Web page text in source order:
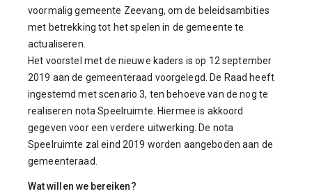
voormalig gemeente Zeevang, om de beleidsambities
met betrekking tot het spelen in de gemeente te
actualiseren.
Het voorstel met de nieuwe kaders is op 12 september
2019 aan de gemeenteraad voorgelegd. De Raad heeft
ingestemd met scenario 3, ten behoeve van de nog te
realiseren nota Speelruimte. Hiermee is akkoord
gegeven voor een verdere uitwerking. De nota
Speelruimte zal eind 2019 worden aangeboden aan de
gemeenteraad.
Wat willen we bereiken?